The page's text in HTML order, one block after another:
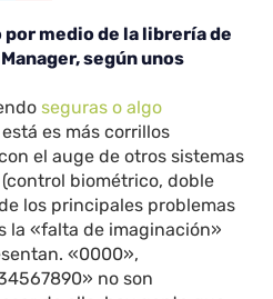
medio de la librería de
según unos
seguras o algo
es más corrillos
el auge de otros sistemas
biométrico, doble
los principales problemas
la «falta de imaginación»
«0000»,
no son